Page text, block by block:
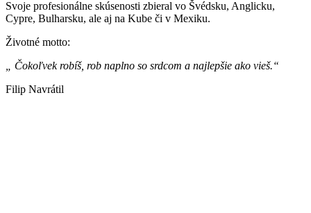
Svoje profesionálne skúsenosti zbieral vo Švédsku, Anglicku,
Cypre, Bulharsku, ale aj na Kube či v Mexiku.
Životné motto:
„ Čokoľvek robíš, rob naplno so srdcom a najlepšie ako vieš.“
Filip Navrátil